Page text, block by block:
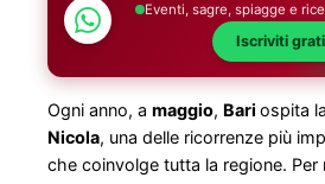
Eventi, sagre, spiagge e
Iscriviti
Ogni anno, a maggio, Bari ospita la
Nicola, una delle ricorrenze più
che coinvolge tutta la regione. Per